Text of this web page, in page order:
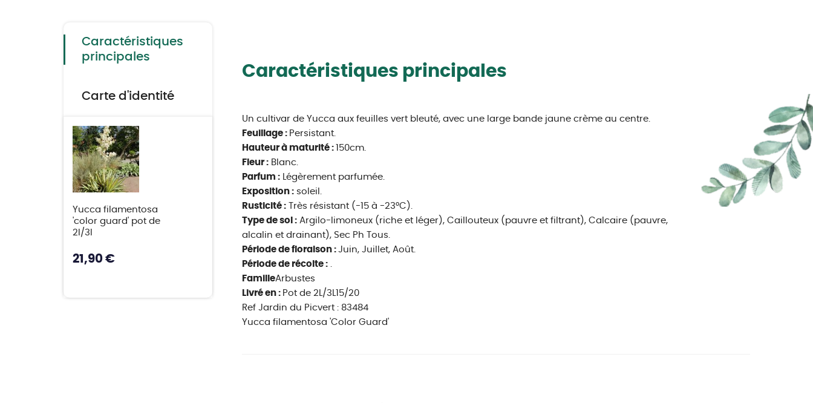
the
imagesCaractéristiques
principales
Carte d'identité
Yucca filamentosa
'color guard' pot de
2l/3l
21,90 €
Caractéristiques principales
Un cultivar de Yucca aux feuilles vert bleuté, avec une large bande jaune crème au centre.
Feuillage : Persistant.
Hauteur à maturité : 150cm.
Fleur :Blanc.
Parfum :Légèrement parfumée.
Exposition :soleil.
Rusticité :Très résistant (-15 à -23°C).
Type de sol :Argilo-limoneux (riche et léger), Caillouteux (pauvre et filtrant), Calcaire (pauvre,
alcalin et drainant), Sec Ph Tous.
Période de floraison : Juin, Juillet, Août.
Période de récolte :.
FamilleArbustes
Livré en : Pot de 2L/3L15/20
Ref Jardin du Picvert : 83484
Yucca filamentosa 'Color Guard'